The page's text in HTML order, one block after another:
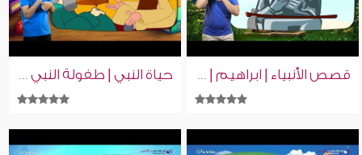
قصص الأنبياء | ابراهيم | بنين وبنات | بلغة الإشارة حياة النبي | طفولة النبي | بنين وبنات | بلغة الإشارة